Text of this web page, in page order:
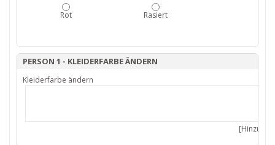
Rot Rasiert
PERSON 1 - KLEIDERFARBE ÄNDERN
Kleiderfarbe ändern